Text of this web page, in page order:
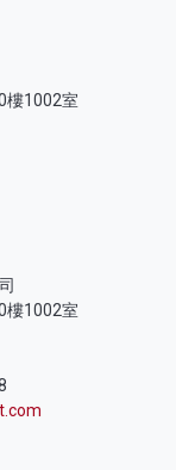
樓1002室
樓1002室